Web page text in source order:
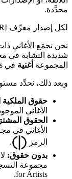
محدَّدة.
لكل إصدار معرِّف URI فريد بتنسيق
نحن نجمَع الأغاني
شديدة التشابه في
المجموعة أغنية في Spotify for Artists.
وبعد ذلك، نحدِّد
حقوق الملكية
الأغاني
الحقوق
الأغاني في
الرمز
.
بدون حقوق:
for Artists.